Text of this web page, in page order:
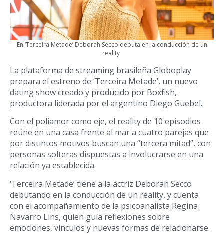
En ‘Terceira Metade’ Deborah Secco debuta en la conducción de un
reality
La plataforma de streaming brasileña Globoplay
prepara el estreno de ‘Terceira Metade’, un nuevo
dating show creado y producido por Boxfish,
productora liderada por el argentino Diego Guebel.
Con el poliamor como eje, el reality de 10 episodios
reúne en una casa frente al mar a cuatro parejas que
por distintos motivos buscan una “tercera mitad”, con
personas solteras dispuestas a involucrarse en una
relación ya establecida.
‘Terceira Metade’ tiene a la actriz Deborah Secco
debutando en la conducción de un reality, y cuenta
con el acompañamiento de la psicoanalista Regina
Navarro Lins, quien guía reflexiones sobre
emociones, vínculos y nuevas formas de relacionarse.